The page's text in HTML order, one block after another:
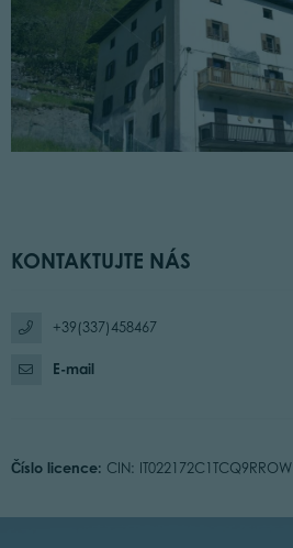
KONTAKTUJTE NÁS
+39(337)458467
E-mail
Číslo licence: CIN: IT022172C1TCQ9RROW